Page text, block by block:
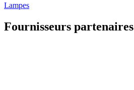
Lampes
Fournisseurs partenaires